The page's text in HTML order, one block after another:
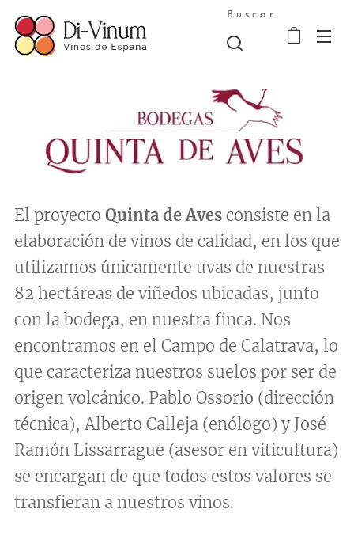
Buscar
El proyecto Quinta de Aves consiste en la
elaboración de vinos de calidad, en los que
utilizamos únicamente uvas de nuestras
82 hectáreas de viñedos ubicadas, junto
con la bodega, en nuestra finca. Nos
encontramos en el Campo de Calatrava, lo
que caracteriza nuestros suelos por ser de
origen volcánico. Pablo Ossorio (dirección
técnica), Alberto Calleja (enólogo) y José
Ramón Lissarrague (asesor en viticultura)
se encargan de que todos estos valores se
transfieran a nuestros vinos.